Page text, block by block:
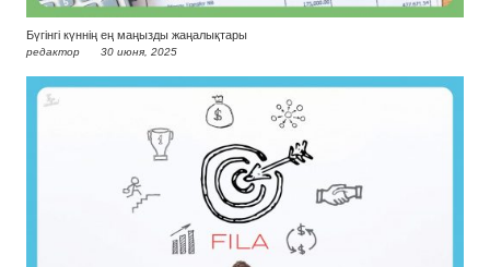
Бүгінгі күннің ең маңызды жаңалықтары
редактор 30 июня, 2025